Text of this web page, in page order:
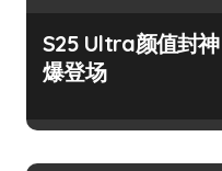
S25 Ultra颜值封
爆登场